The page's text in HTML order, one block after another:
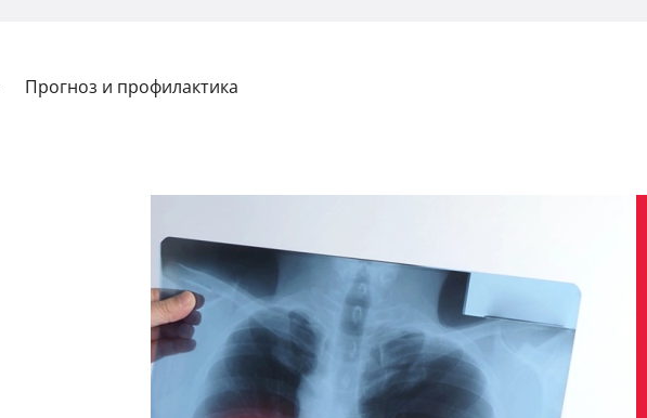
Прогноз и профилактика